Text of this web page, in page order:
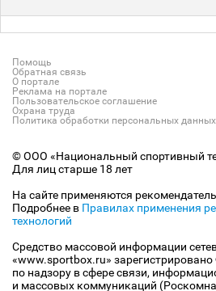
Помощь
Обратная связь
О портале
Реклама на портале
Пользовательское соглашение
Охрана труда
Политика обработки персональных данных
© ООО «Национальный спортивный
Для лиц старше 18 лет
На сайте применяются
Подробнее в Правилах применения
технологий
Средство массовой информации
«www.sportbox.ru»
по надзору в сфере связи,
и массовых коммуникаций